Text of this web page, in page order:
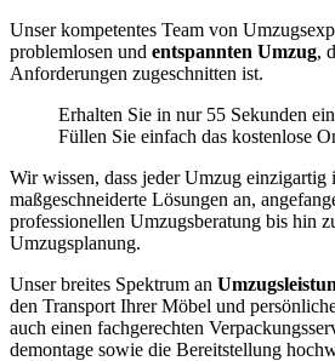
Unser kompetentes Team von
problemlosen und entspannten Umzug,
Anforderungen zugeschnitten ist.
Erhalten Sie in nur 55 Sekunden
Füllen Sie einfach das kostenlose
Wir wissen, dass jeder Umzug einzigartig
maßgeschneiderte Lösungen an,
professionellen Umzugsberatung bis hin
Umzugsplanung.
Unser breites Spektrum an
den Transport Ihrer Möbel und
auch einen fachgerechten
demontage sowie die Bereitstellung